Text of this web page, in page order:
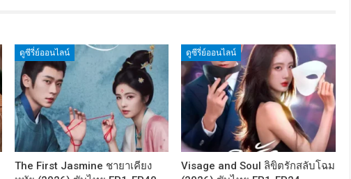
ดูซีรี่ย์ออนไลน์
The First Jasmine ชายาเคียง
ดูซีรี่ย์ออนไลน์
Visage and Soul ลิขิตรักสลับโฉม